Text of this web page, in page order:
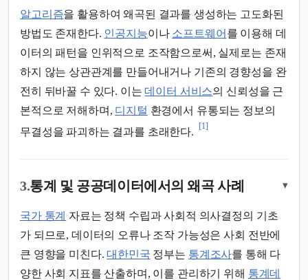
알고리즘을 활용하여 왜곡된 결과를 생성하는 고도화된
방법도 존재한다. 인공지능이나 소프트웨어 를 이용해 데
이터의 패턴을 인위적으로 조작함으로써, 실제로는 존재
하지 않는 상관관계를 만들어내거나 기존의 경향성을 완
전히 뒤바꿀 수 있다. 이는데이터 서비스의 신뢰성을 근
본적으로 저해하며, 디지털 환경에서 유통되는 정보의
무결성을 파괴하는 결과를 초래한다.
[1]
3.통계 및 공공데이터에서의 왜곡 사례 ▾
국가 통계 자료는 정책 수립과 사회적 의사결정의 기초
가 되므로, 데이터의 오류나 조작 가능성은 사회 전반에
큰 영향을 미친다.대한민국 정부는 통계조사를 통해 다
양한 사회 지표를 산출하며, 이를 관리하기 위해 통계데